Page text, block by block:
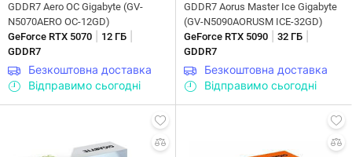
GDDR7 Aero OC Gigabyte (GV-
N5070AERO OC-12GD)
GeForce RTX 5070
12 ГБ
GDDR7
Безкоштовна доставка
Відправимо сьогодні
GDDR7 Aorus Master Ice Gigabyte
(GV-N5090AORUSM ICE-32GD)
GeForce RTX 5090
32 ГБ
GDDR7
Безкоштовна доставка
Відправимо сьогодні